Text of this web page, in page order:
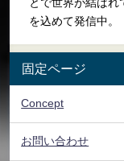
を込めて発信中。
固定ページ
Concept
お問い合わせ